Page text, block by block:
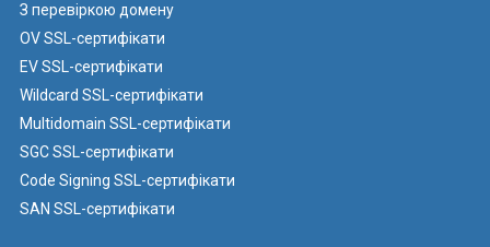
З перевіркою домену
OV SSL-сертифікати
EV SSL-сертифікати
Wildcard SSL-сертифікати
Multidomain SSL-сертифікати
SGC SSL-сертифікати
Code Signing SSL-сертифікати
SAN SSL-сертифікати